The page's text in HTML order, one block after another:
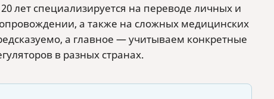
лет специализируется на переводе личных и
а также на сложных медицинских
а главное — учитываем конкретные
в разных странах.